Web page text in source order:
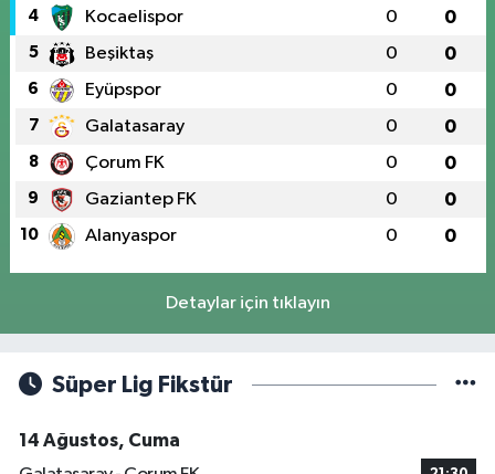
4 Kocaelispor 0 0
5 Beşiktaş 0 0
6 Eyüpspor 0 0
7 Galatasaray 0 0
8 Çorum FK 0 0
9 Gaziantep FK 0 0
10 Alanyaspor 0 0
Detaylar için tıklayın
Süper Lig Fikstür
14 Ağustos, Cuma